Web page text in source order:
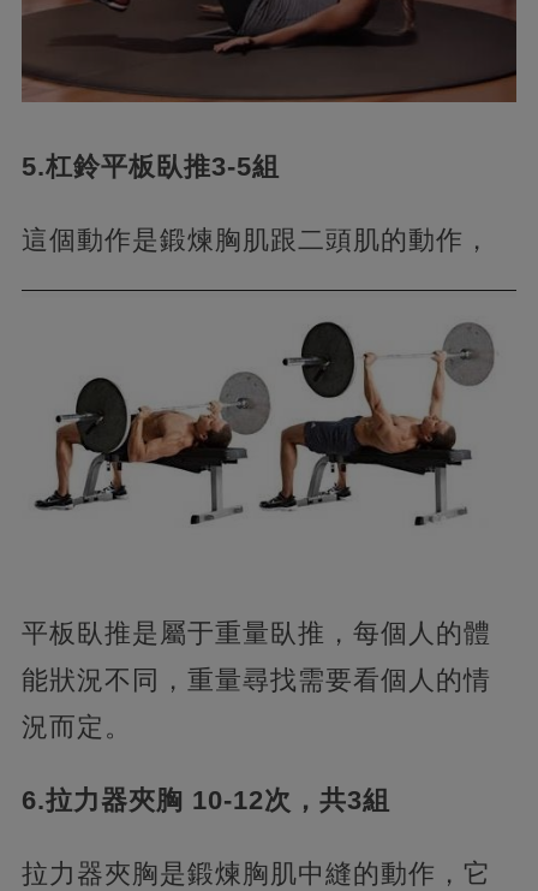
5.杠鈴平板臥推3-5組
這個動作是鍛煉胸肌跟二頭肌的動作，
平板臥推是屬于重量臥推，每個人的體
能狀況不同，重量尋找需要看個人的情
況而定。
6.拉力器夾胸 10-12次，共3組
拉力器夾胸是鍛煉胸肌中縫的動作，它